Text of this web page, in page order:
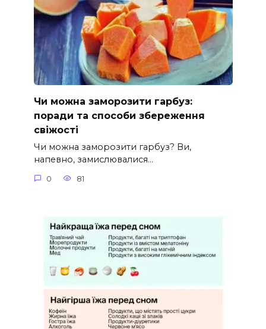
Чи можна заморозити гарбуз:
поради та способи збереження
свіжості
Чи можна заморозити гарбуз? Ви,
напевно, замислювалися…
0 81